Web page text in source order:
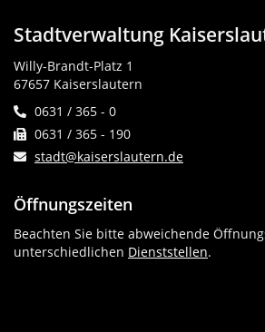
Stadtverwaltung
Willy-Brandt-Platz 1
67657 Kaiserslautern
0631 / 365 - 0
0631 / 365 - 190
stadt@kaiserslautern.de
Öffnungszeiten
Beachten Sie bitte abweichende
unterschiedlichen Dienststellen.